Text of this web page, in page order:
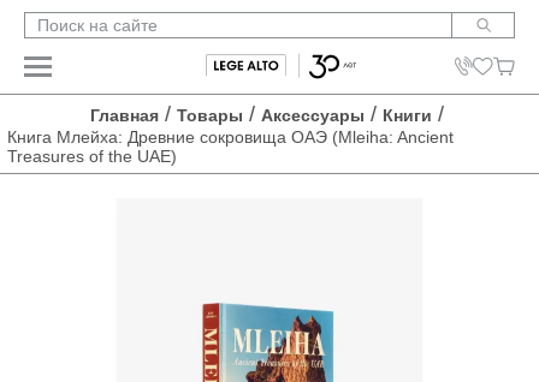
Главная/ Товары / Аксессуары / Книги /
Книга Млейха: Древние сокровища ОАЭ (Mleiha: Ancient
Treasures of the UAE)